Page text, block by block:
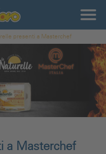
presenti a Masterchef
a Masterchef